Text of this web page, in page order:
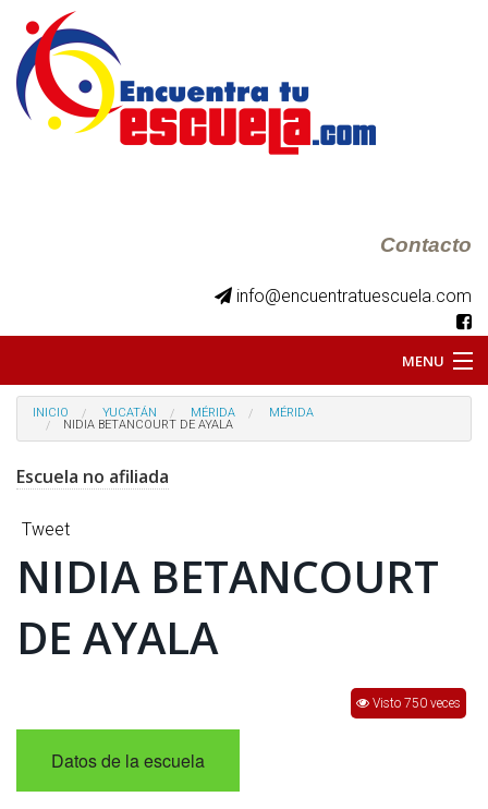
Contacto
info@encuentratuescuela.com
MENU
INICIO
CONTRATA PUBLICIDAD
INICIO YUCATÁN MÉRIDA
MÉRIDA
NIDIA BETANCOURT DE AYALA
Escuela no afiliada
Tweet
NIDIA BETANCOURT
DE AYALA
Visto 750 veces
Datos de la escuela